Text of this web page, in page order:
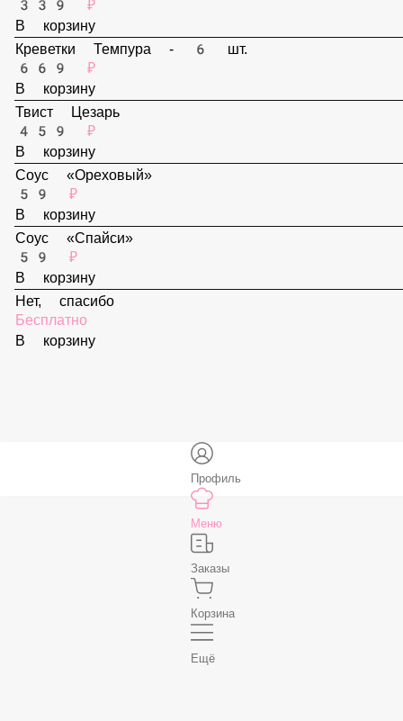
В корзину
Стрипсы куринные
339 ₽
В корзину
Креветки Темпура - 6 шт.
В корзину
459 ₽
В корзину
Соус «Ореховый»
59 ₽
В корзину
Профиль
Меню